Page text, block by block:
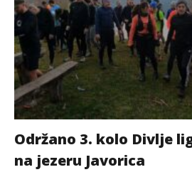
Održano 3. kolo Divlje
na jezeru Javorica